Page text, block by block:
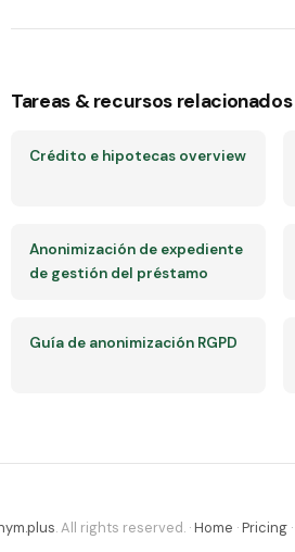
Tareas & recursos relacionados
Crédito e hipotecas overview
Anonimización de expediente
de gestión del préstamo
Guía de anonimización RGPD
. All rights reserved. ·Home ·Pricing·